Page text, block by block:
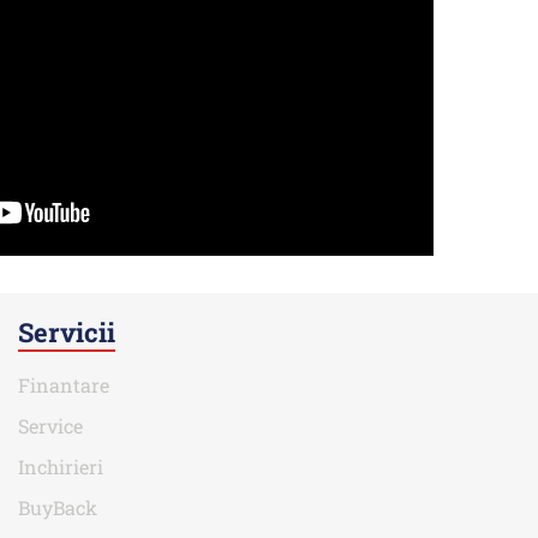
Servicii
Finantare
Service
Inchirieri
BuyBack